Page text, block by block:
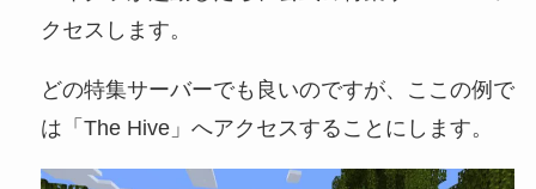
クセスします。
どの特集サーバーでも良いのですが、ここの例で
は「The Hive」へアクセスすることにします。